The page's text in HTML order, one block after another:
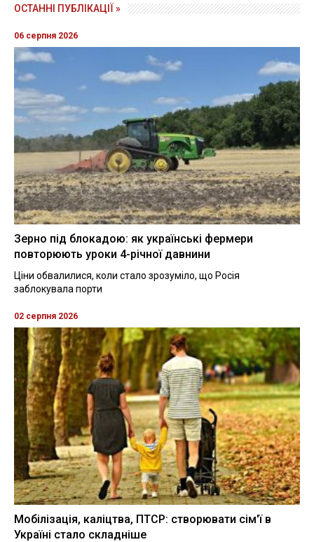
ОСТАННІ ПУБЛІКАЦІЇ »
06 серпня 2026
Зерно під блокадою: як українські фермери
повторюють уроки 4-річної давнини
Ціни обвалилися, коли стало зрозуміло, що Росія
заблокувала порти
02 серпня 2026
Мобілізація, каліцтва, ПТСР: створювати сім'ї в
Україні стало складніше